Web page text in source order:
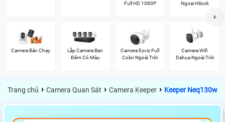
Full HD 1080P
Ngoại Hilook
Camera Bán Chạy
Lắp Camera Ban
Đêm Có Màu
Camera Ezviz Full
Color Ngoài Trời
Camera Wifi
Dahua Ngoài Trời
Trang chủ › Camera Quan Sát › Camera Keeper › Keeper Neq130w